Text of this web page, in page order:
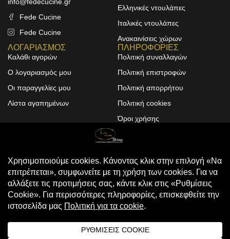
info@fedecucine.gr
Fede Cucine
Fede Cucine
Ελληνικές ντουλάπες
Ιταλικές ντουλάπες
Ανακαινίσεις χώρων
ΛΟΓΑΡΙΑΣΜΟΣ
Καλάθι αγορών
Ο λογαριασμός μου
Οι παραγγελίες μου
Λίστα αγαπημένων
ΠΛΗΡΟΦΟΡΙΕΣ
Πολιτική συναλλαγών
Πολιτική επιστροφών
Πολιτική απορρήτου
Πολιτική cookies
Όροι χρήσης
© 2025 FEDE CUCINE
. All Rights
Reserved
Design & Development by
ALPHA DESIGNERS
Compare (0)